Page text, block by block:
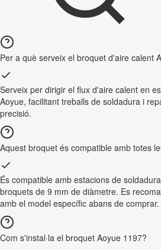
Per a què serveix el broquet d'aire calent
Serveix per dirigir el flux d'aire calent en
Aoyue, facilitant treballs de soldadura i
precisió.
Aquest broquet és compatible amb totes
És compatible amb estacions de
broquets de 9 mm de diàmetre. Es
amb el model específic abans de comprar.
Com s'instal·la el broquet Aoyue 1197?